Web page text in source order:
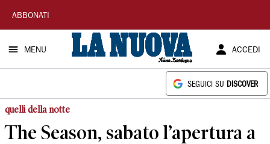
La
Nuova
Sardegna
ABBONATI
MENU ACCEDI
SEGUICI SU DISCOVER
quelli della notte
The Season, sabato l’apertura a